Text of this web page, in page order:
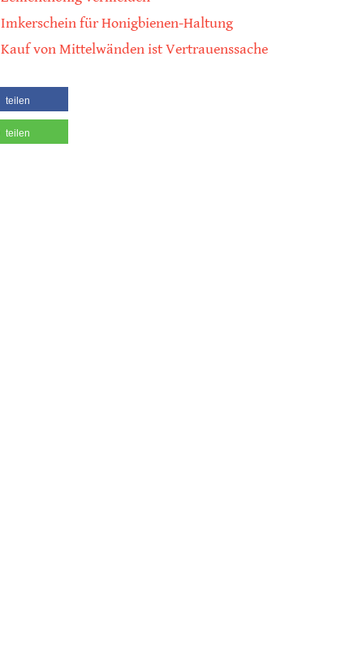
Imkerschein für Honigbienen-Haltung
Kauf von Mittelwänden ist Vertrauenssache
teilen
teilen